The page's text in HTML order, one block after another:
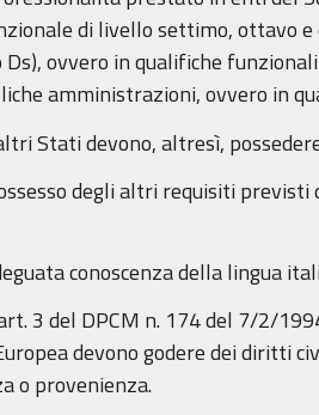
di livello settimo, ottavo
Ds), ovvero in qualifiche
amministrazioni, ovvero in
Stati devono, altresì,
degli altri requisiti
conoscenza della lingua
3 del DPCM n. 174 del 7/2/
devono godere dei diritti
o provenienza.